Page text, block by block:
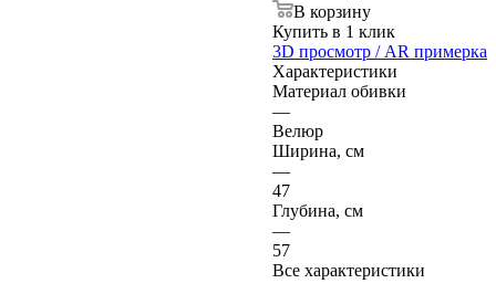
В корзину
Купить в 1 клик
3D просмотр / AR примерка
Характеристики
Материал обивки
—
Велюр
Ширина, см
—
47
Глубина, см
—
57
Все характеристики